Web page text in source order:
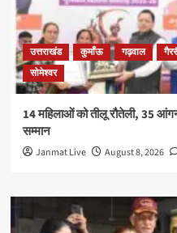
उत्तराखंड कुमाँऊ गढ़वाल
सोमेश्वर
14 महिलाओं को तीलू रौतेली, 35
सम्मान
Janmat Live August 8, 2026